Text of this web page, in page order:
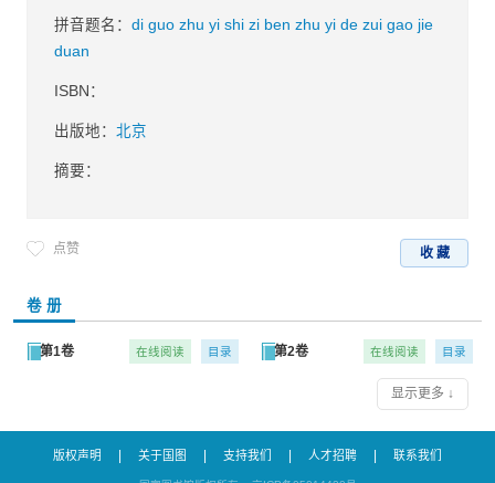
拼音题名： di guo zhu yi shi zi ben zhu yi de zui gao jie
duan
ISBN：
出版地： 北京
摘要：
收 藏
点赞
卷 册
第1卷 在线阅读 目录 第2卷 在线阅读 目录
显示更多 ↓
版权声明 | 关于国图 | 支持我们 | 人才招聘 | 联系我们